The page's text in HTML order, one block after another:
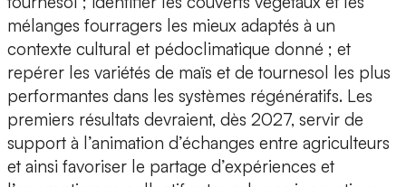
mélanges fourragers les mieux adaptés à un
contexte cultural et pédoclimatique donné ; et
repérer les variétés de maïs et de tournesol les plus
performantes dans les systèmes régénératifs. Les
premiers résultats devraient, dès 2027, servir de
support à l’animation d’échanges entre agriculteurs
et ainsi favoriser le partage d’expériences et